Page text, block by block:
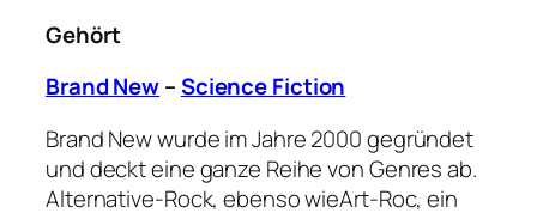
Gehört
Brand New–Science Fiction
Brand New wurde im Jahre 2000 gegründet
und deckt eine ganze Reihe von Genres ab.
Alternative-Rock, ebenso wieArt-Roc, ein